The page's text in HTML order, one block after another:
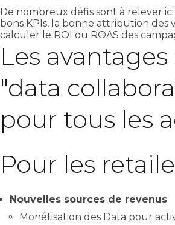
De nombreux défis sont à relever
bons KPIs, la bonne attribution des
calculer le ROI ou ROAS des
Les avantages
"data
pour tous les
Pour les
Nouvelles sources de revenus
Monétisation des Data pour